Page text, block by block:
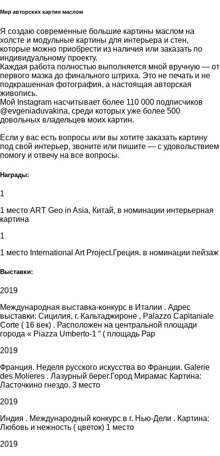
Мир авторских картин маслом
Я создаю современные большие картины маслом на
холсте и модульные картины для интерьера и стен,
которые можно приобрести из наличия или заказать по
индивидуальному проекту.
Каждая работа полностью выполняется мной вручную — от
первого мазка до финального штриха. Это не печать и не
подкрашенная фотография, а настоящая авторская
живопись.
Мой Instagram насчитывает более 110 000 подписчиков
@evgeniaduvakina, среди которых уже более 500
довольных владельцев моих картин.
Если у вас есть вопросы или вы хотите заказать картину
под свой интерьер, звоните или пишите — с удовольствием
помогу и отвечу на все вопросы.
Награды:
1
1 место ART Geo in Asia, Китай, в номинации интерьерная
картина
1
1 место International Art Project.Греция. в номинации пейзаж
Выставки:
2019
Международная выставка-конкурс в Италии . Адрес
выставки: Сицилия, г. Кальтаджироне , Palazzo Capitaniale
Corte ( 16 век) . Расположен на центральной площади
города « Piazza Umberto-1 “ ( площадь Рар
2019
Франция. Неделя русского искусства во Франции. Galerie
des Molieres . Лазурный берег.Город Мирамас Картина:
Ласточкино гнездо. 3 место
2019
Индия . Международный конкурс в г. Нью-Дели . Картина:
Любовь и нежность ( цветок) 1 место
2019